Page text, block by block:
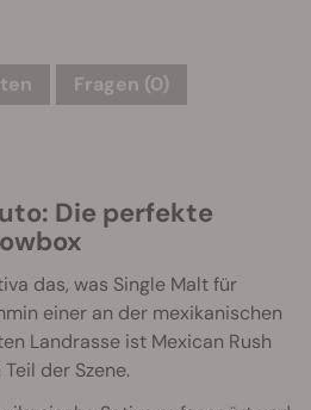
Fragen (0)
Die perfekte
das, was Single Malt für
einer an der mexikanischen
Landrasse ist Mexican Rush
der Szene.